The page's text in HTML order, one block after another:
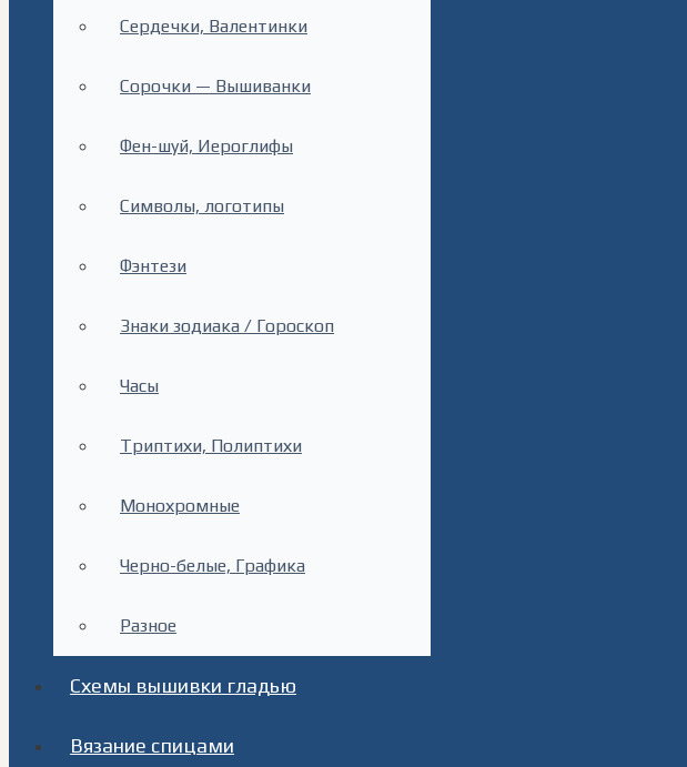
Сердечки, Валентинки
Сорочки — Вышиванки
Фен-шуй, Иероглифы
Символы, логотипы
Фэнтези
Знаки зодиака / Гороскоп
Часы
Триптихи, Полиптихи
Монохромные
Черно-белые, Графика
Разное
Схемы вышивки гладью
Вязание спицами